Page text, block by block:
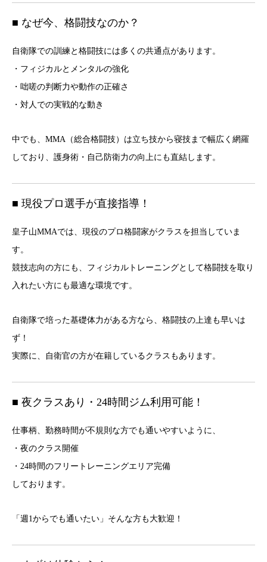
■ なぜ今、格闘技なのか？
自衛隊での訓練と格闘技には多くの共通点があります。
・フィジカルとメンタルの強化
・咄嗟の判断力や動作の正確さ
・対人での実戦的な動き
中でも、MMA（総合格闘技）は立ち技から寝技まで幅広く網羅
しており、護身術・自己防衛力の向上にも直結します。
■ 現役プロ選手が直接指導！
皇子山MMAでは、現役のプロ格闘家がクラスを担当していま
す。
競技志向の方にも、フィジカルトレーニングとして格闘技を取り
入れたい方にも最適な環境です。
自衛隊で培った基礎体力がある方なら、格闘技の上達も早いは
ず！
実際に、自衛官の方が在籍しているクラスもあります。
■ 夜クラスあり・24時間ジム利用可能！
仕事柄、勤務時間が不規則な方でも通いやすいように、
・夜のクラス開催
・24時間のフリートレーニングエリア完備
しております。
「週1からでも通いたい」そんな方も大歓迎！